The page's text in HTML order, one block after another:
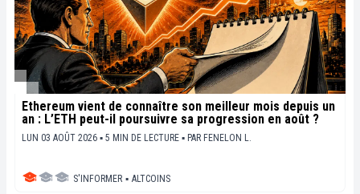
Ethereum vient de connaître son meilleur mois depuis un
an : L’ETH peut-il poursuivre sa progression en août ?
LUN 03 AOÛT 2026 ▪ 5 MIN DE LECTURE ▪ PAR FENELON L.
S'INFORMER ▪ ALTCOINS